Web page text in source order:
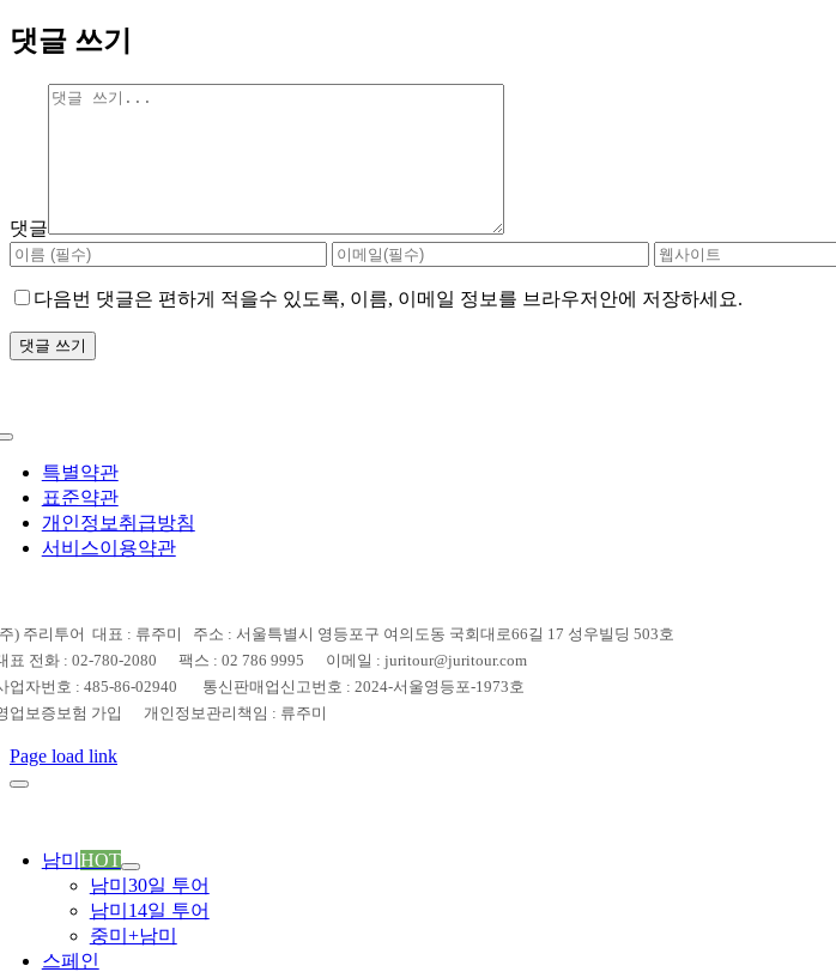
댓글 쓰기
댓글
다음번 댓글은 편하게 적을수 있도록, 이름, 이메일 정보를 브라우저안에 저장하세요.
특별약관
표준약관
개인정보취급방침
서비스이용약관
) 주리투어 대표 : 류주미 주소 : 서울특별시 영등포구 여의도동 국회대로66길 17 성우빌딩 503호
표 전화 : 02-780-2080 팩스 : 02 786 9995 이메일 : juritour@juritour.com
업자번호 : 485-86-02940 통신판매업신고번호 : 2024-서울영등포-1973호
업보증보험 가입 개인정보관리책임 : 류주미
Page load link
남미 HOT
남미30일 투어
남미14일 투어
중미+남미
스페인